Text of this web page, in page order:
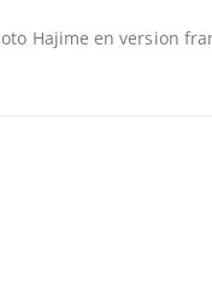
Hajime en version